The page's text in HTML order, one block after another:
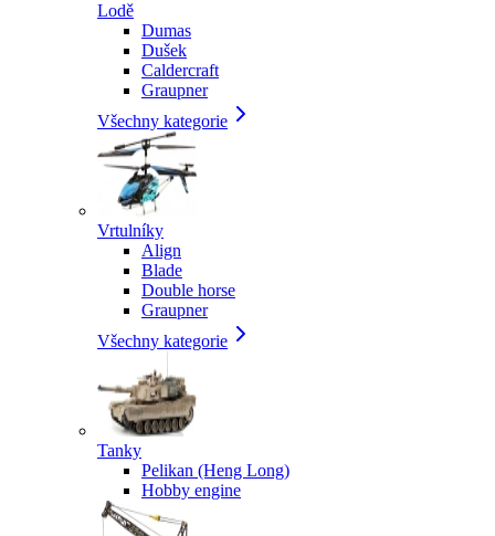
Lodě
Dumas
Dušek
Caldercraft
Graupner
Všechny kategorie
Vrtulníky
Align
Blade
Double horse
Graupner
Všechny kategorie
Tanky
Pelikan (Heng Long)
Hobby engine